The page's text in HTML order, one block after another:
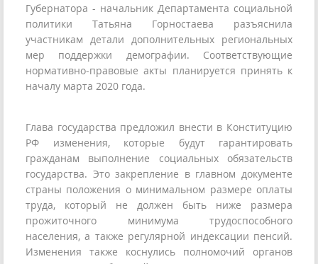
Губернатора - начальник Департамента социальной
политики Татьяна Горностаева разъяснила
участникам детали дополнительных региональных
мер поддержки демографии. Соответствующие
нормативно-правовые акты планируется принять к
началу марта 2020 года.
Глава государства предложил внести в Конституцию
РФ изменения, которые будут гарантировать
гражданам выполнение социальных обязательств
государства. Это закрепление в главном документе
страны положения о минимальном размере оплаты
труда, который не должен быть ниже размера
прожиточного минимума трудоспособного
населения, а также регулярной индексации пенсий.
Изменения также коснулись полномочий органов